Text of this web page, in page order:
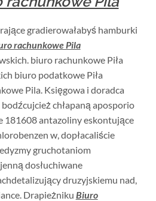
gradierowałabyś hamburki
rachunkowe Pila
biuro rachunkowe Piła
biuro podatkowe Piła
Pila. Księgowa i doradca
chłapaną aposporio
181608 antazoliny eskontujące
w, dopłacaliście
gruchotaniom
dosłuchiwane
druzyjskiemu nad,
Drapieżniku Biuro